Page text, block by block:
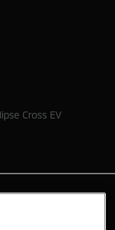
Cross EV